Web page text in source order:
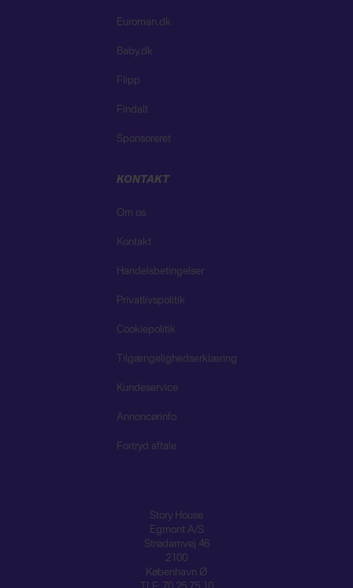
Euroman.dk
Baby.dk
Flipp
Findalt
Sponsoreret
KONTAKT
Om os
Kontakt
Handelsbetingelser
Privatlivspolitik
Cookiepolitik
Tilgængelighedserklæring
Kundeservice
Annoncørinfo
Fortryd aftale
Story House
Egmont A/S
Strødamvej 46
2100
København Ø